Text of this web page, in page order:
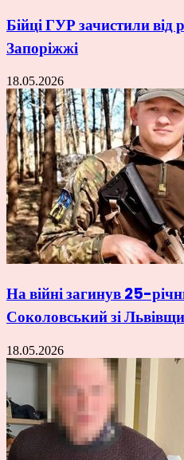
Бійці ГУР зачистили від
Запоріжжі
18.05.2026
На війні загинув 25-
Соколовський зі
18.05.2026